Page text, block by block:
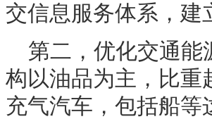
交信息服务体系，建
第二，优化交通能
构以油品为主，比重
充气汽车，包括船